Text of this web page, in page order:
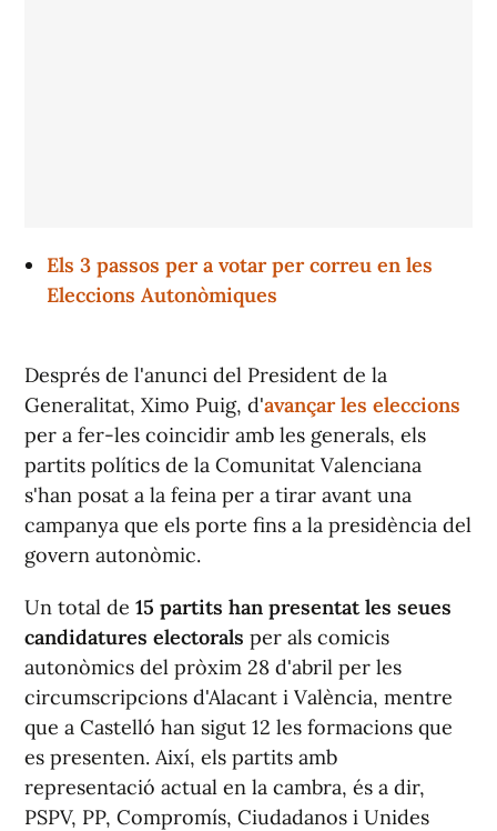
Els 3 passos per a votar per correu en les
Eleccions Autonòmiques
Després de l'anunci del President de la
Generalitat, Ximo Puig, d'avançar les eleccions
per a fer-les coincidir amb les generals, els
partits polítics de la Comunitat Valenciana
s'han posat a la feina per a tirar avant una
campanya que els porte fins a la presidència del
govern autonòmic.
Un total de 15 partits han presentat les seues
candidatures electorals per als comicis
autonòmics del pròxim 28 d'abril per les
circumscripcions d'Alacant i València, mentre
que a Castelló han sigut 12 les formacions que
es presenten. Així, els partits amb
representació actual en la cambra, és a dir,
PSPV, PP, Compromís, Ciudadanos i Unides